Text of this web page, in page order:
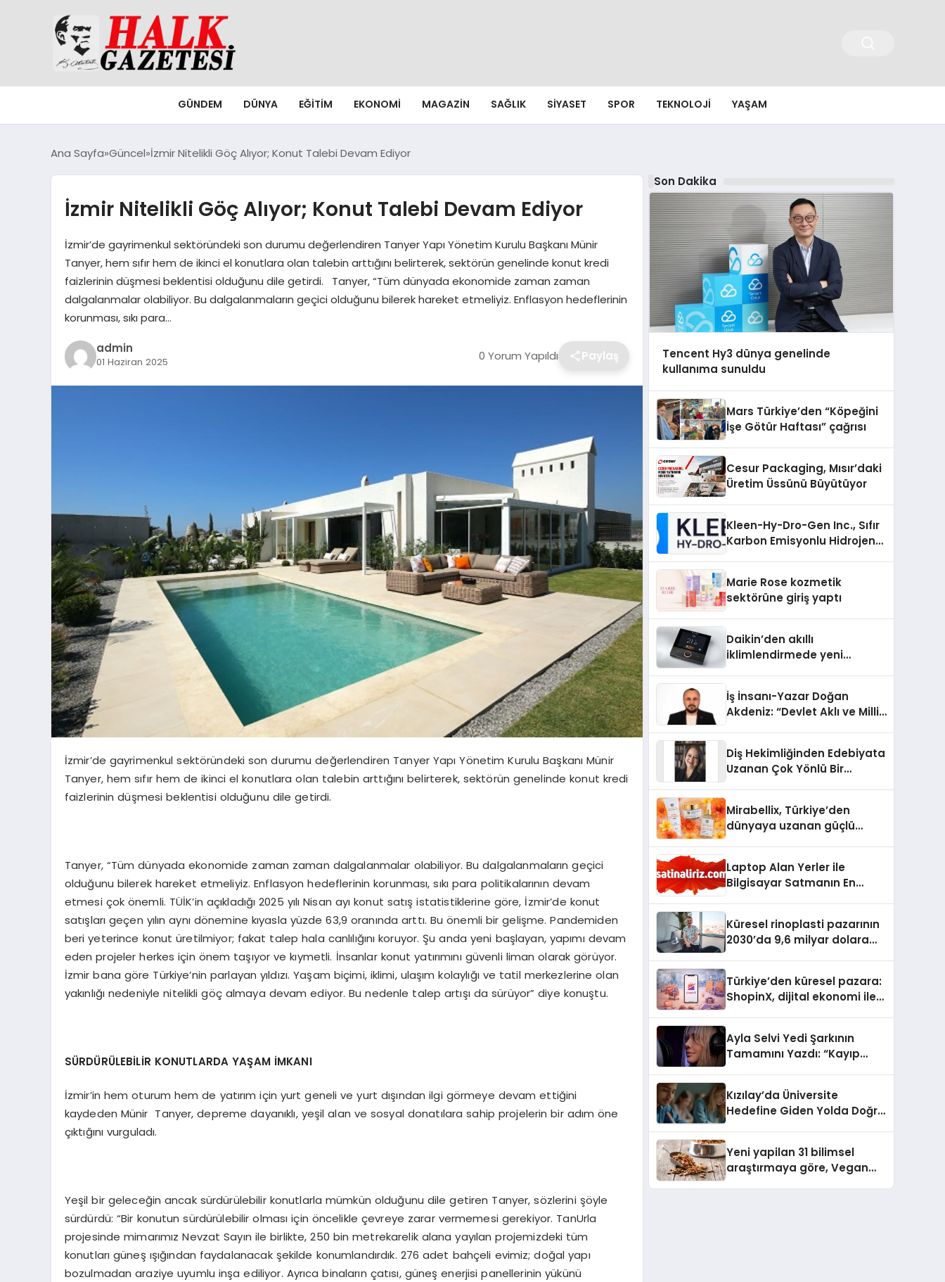
GÜNDEM DÜNYA EĞITIM EKONOMI MAGAZIN SAĞLIK SIYASET SPOR TEKNOLOJI YAŞAM
Ana Sayfa Güncel İzmir Nitelikli Göç Alıyor; Konut Talebi Devam Ediyor
İzmir Nitelikli Göç Alıyor; Konut Talebi Devam Ediyor
İzmir’de gayrimenkul sektöründeki son durumu değerlendiren Tanyer Yapı Yönetim Kurulu Başkanı Münir
Tanyer, hem sıfır hem de ikinci el konutlara olan talebin arttığını belirterek, sektörün genelinde konut kredi
faizlerinin düşmesi beklentisi olduğunu dile getirdi. Tanyer, “Tüm dünyada ekonomide zaman zaman
dalgalanmalar olabiliyor. Bu dalgalanmaların geçici olduğunu bilerek hareket etmeliyiz. Enflasyon hedeflerinin
korunması, sıkı para…
admin
01 Haziran 2025 0 Yorum Yapıldı Paylaş
İzmir’de gayrimenkul sektöründeki son durumu değerlendiren Tanyer Yapı Yönetim Kurulu Başkanı Münir
Tanyer, hem sıfır hem de ikinci el konutlara olan talebin arttığını belirterek, sektörün genelinde konut kredi
faizlerinin düşmesi beklentisi olduğunu dile getirdi.
Tanyer, “Tüm dünyada ekonomide zaman zaman dalgalanmalar olabiliyor. Bu dalgalanmaların geçici
olduğunu bilerek hareket etmeliyiz. Enflasyon hedeflerinin korunması, sıkı para politikalarının devam
etmesi çok önemli. TÜİK’in açıkladığı 2025 yılı Nisan ayı konut satış istatistiklerine göre, İzmir’de konut
satışları geçen yılın aynı dönemine kıyasla yüzde 63,9 oranında arttı. Bu önemli bir gelişme. Pandemiden
beri yeterince konut üretilmiyor; fakat talep hala canlılığını koruyor. Şu anda yeni başlayan, yapımı devam
eden projeler herkes için önem taşıyor ve kıymetli. İnsanlar konut yatırımını güvenli liman olarak görüyor.
İzmir bana göre Türkiye’nin parlayan yıldızı. Yaşam biçimi, iklimi, ulaşım kolaylığı ve tatil merkezlerine olan
yakınlığı nedeniyle nitelikli göç almaya devam ediyor. Bu nedenle talep artışı da sürüyor” diye konuştu.
SÜRDÜRÜLEBİLİR KONUTLARDA YAŞAM İMKANI
İzmir’in hem oturum hem de yatırım için yurt geneli ve yurt dışından ilgi görmeye devam ettiğini
kaydeden Münir Tanyer, depreme dayanıklı, yeşil alan ve sosyal donatılara sahip projelerin bir adım öne
çıktığını vurguladı.
Yeşil bir geleceğin ancak sürdürülebilir konutlarla mümkün olduğunu dile getiren Tanyer, sözlerini şöyle
sürdürdü: “Bir konutun sürdürülebilir olması için öncelikle çevreye zarar vermemesi gerekiyor. TanUrla
projesinde mimarımız Nevzat Sayın ile birlikte, 250 bin metrekarelik alana yayılan projemizdeki tüm
konutları güneş ışığından faydalanacak şekilde konumlandırdık. 276 adet bahçeli evimiz; doğal yapı
bozulmadan araziye uyumlu inşa ediliyor. Ayrıca binaların çatısı, güneş enerjisi panellerinin yükünü
Son Dakika
Tencent Hy3 dünya genelinde
kullanıma sunuldu
Mars Türkiye’den “Köpeğini
İşe Götür Haftası” çağrısı
Cesur Packaging, Mısır’daki
Üretim Üssünü Büyütüyor
Kleen-Hy-Dro-Gen Inc., Sıfır
Karbon Emisyonlu Hidrojen
Aldı
Marie Rose kozmetik
sektörüne giriş yaptı
Daikin’den akıllı
iklimlendirmede yeni
İş İnsanı-Yazar Doğan
Akdeniz: “Devlet Aklı ve Milli
Diş Hekimliğinden Edebiyata
Uzanan Çok Yönlü Bir
Mirabellix, Türkiye’den
dünyaya uzanan güçlü
Laptop Alan Yerler ile
Bilgisayar Satmanın En
Küresel rinoplasti pazarının
2030’da 9,6 milyar dolara
Türkiye’den küresel pazara:
ShopinX, dijital ekonomi ile
Ayla Selvi Yedi Şarkının
Tamamını Yazdı: “Kayıp
Kızılay’da Üniversite
Hedefine Giden Yolda Doğru
Yeni yapilan 31 bilimsel
araştırmaya göre, Vegan